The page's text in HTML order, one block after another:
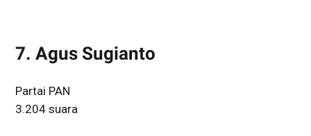
7. Agus Sugianto
Partai PAN
3.204 suara